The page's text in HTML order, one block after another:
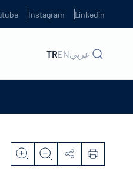
Instagram Linkedin
TRENعربي